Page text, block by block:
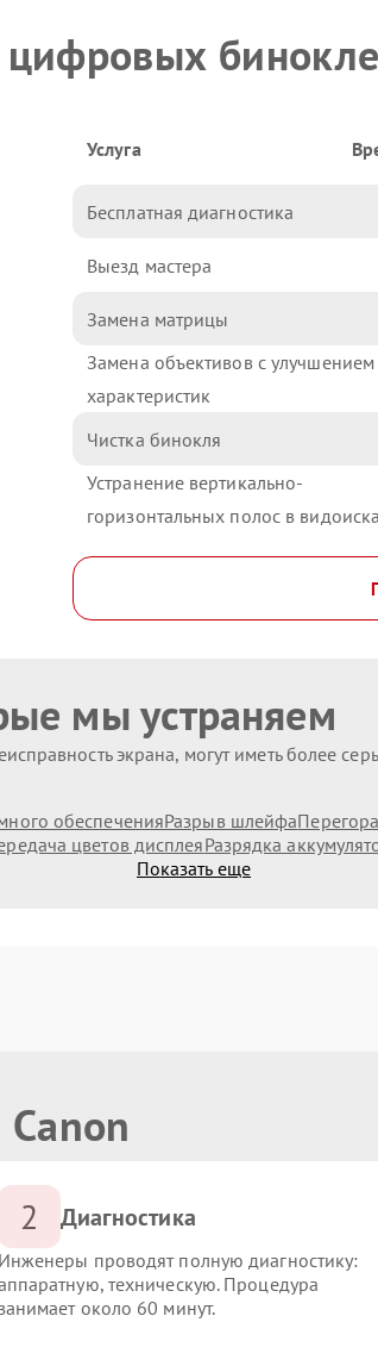
Услуга
Бесплатная диагностика
Выезд мастера
Замена матрицы
Замена объективов с улучшением
характеристик
Чистка бинокля
Устранение вертикально-
горизонтальных полос в
мы устраняем
экрана, могут иметь более
обеспеченияРазрыв шлейфа
цветов дисплеяРазрядка
Показать еще
2 Диагностика
Инженеры проводят полную диагностику:
техническую. Процедура
около 60 минут.